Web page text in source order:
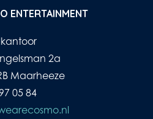
ENTERTAINMENT
2a
Maarheeze
05 84